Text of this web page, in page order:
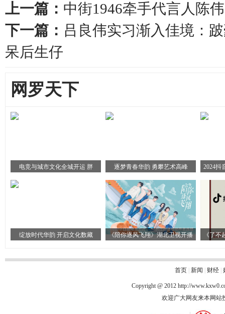
上一篇： 中街1946牵手代言人陈
下一篇： 吕良伟实习渐入佳境：
呆后生仔
网罗天下
电竞与城市文化全城开运 胖 逐梦青春华韵 勇攀艺术高峰 2024抖
绽放时代华韵 开启文化数藏 《陪你逐风飞翔》湖北卫视开播 《了
首页| 新闻 财经|
Copyright @ 2012 http://
欢迎广大网友来本网站